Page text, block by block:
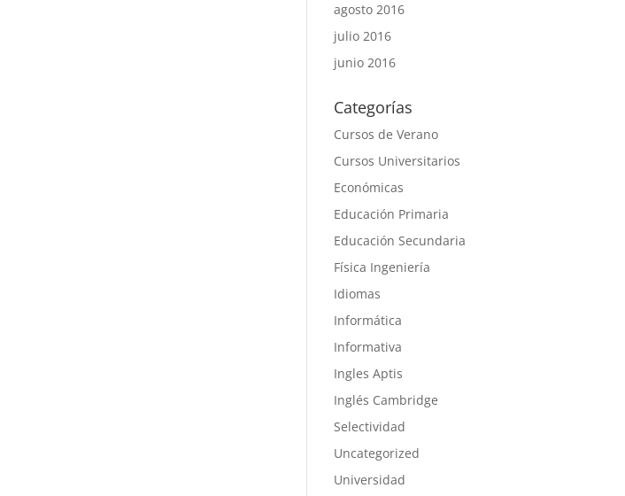
agosto 2016
julio 2016
junio 2016
Categorías
Cursos de Verano
Cursos Universitarios
Económicas
Educación Primaria
Educación Secundaria
Física Ingeniería
Idiomas
Informática
Informativa
Ingles Aptis
Inglés Cambridge
Selectividad
Uncategorized
Universidad